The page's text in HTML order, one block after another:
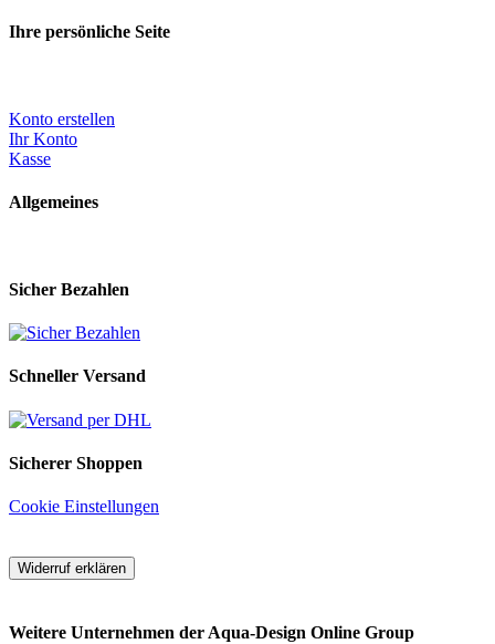
Ihre persönliche Seite
Konto erstellen
Ihr Konto
Kasse
Allgemeines
Sicher Bezahlen
Schneller Versand
Sicherer Shoppen
Cookie Einstellungen
Widerruf erklären
Weitere Unternehmen der Aqua-Design Online Group